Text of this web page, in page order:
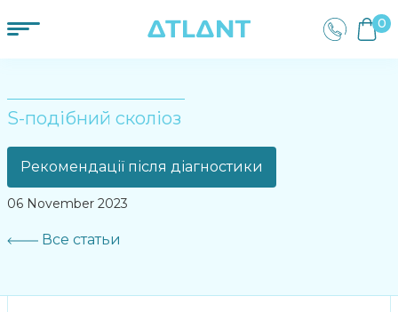
0
S-подібний сколіоз
Рекомендації після діагностики
06 November 2023
Все статьи